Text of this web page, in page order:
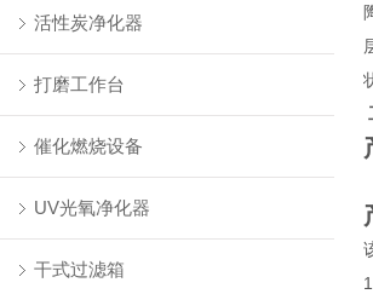
活性炭净化器
打磨工作台
催化燃烧设备
UV光氧净化器
干式过滤箱